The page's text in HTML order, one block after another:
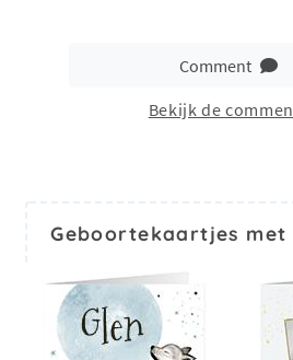
Comment
Bekijk de
Geboortekaartjes met